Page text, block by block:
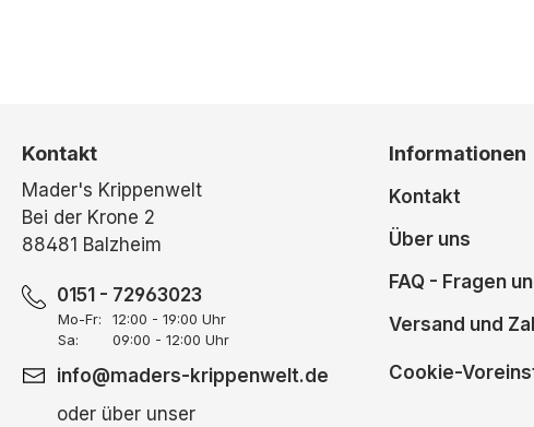
Kontakt
Mader's Krippenwelt
Bei der Krone 2
88481 Balzheim
0151 - 72963023
Mo-Fr:
12:00 - 19:00 Uhr
Sa:
09:00 - 12:00 Uhr
info@maders-krippenwelt.de
oder über unser
Informationen
Kontakt
Über uns
FAQ - Fragen
Versand und
Cookie-